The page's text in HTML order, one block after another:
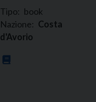
Tipo: book
Nazione: Costa
d'Avorio